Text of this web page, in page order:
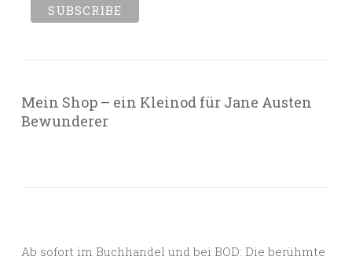
Mein Shop – ein Kleinod für Jane Austen
Bewunderer
Ab sofort im Buchhandel und bei BOD: Die berühmte